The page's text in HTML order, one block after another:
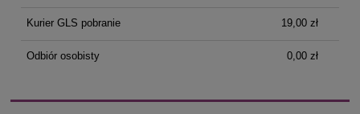
Kurier GLS pobranie 19,00 zł
Odbiór osobisty 0,00 zł